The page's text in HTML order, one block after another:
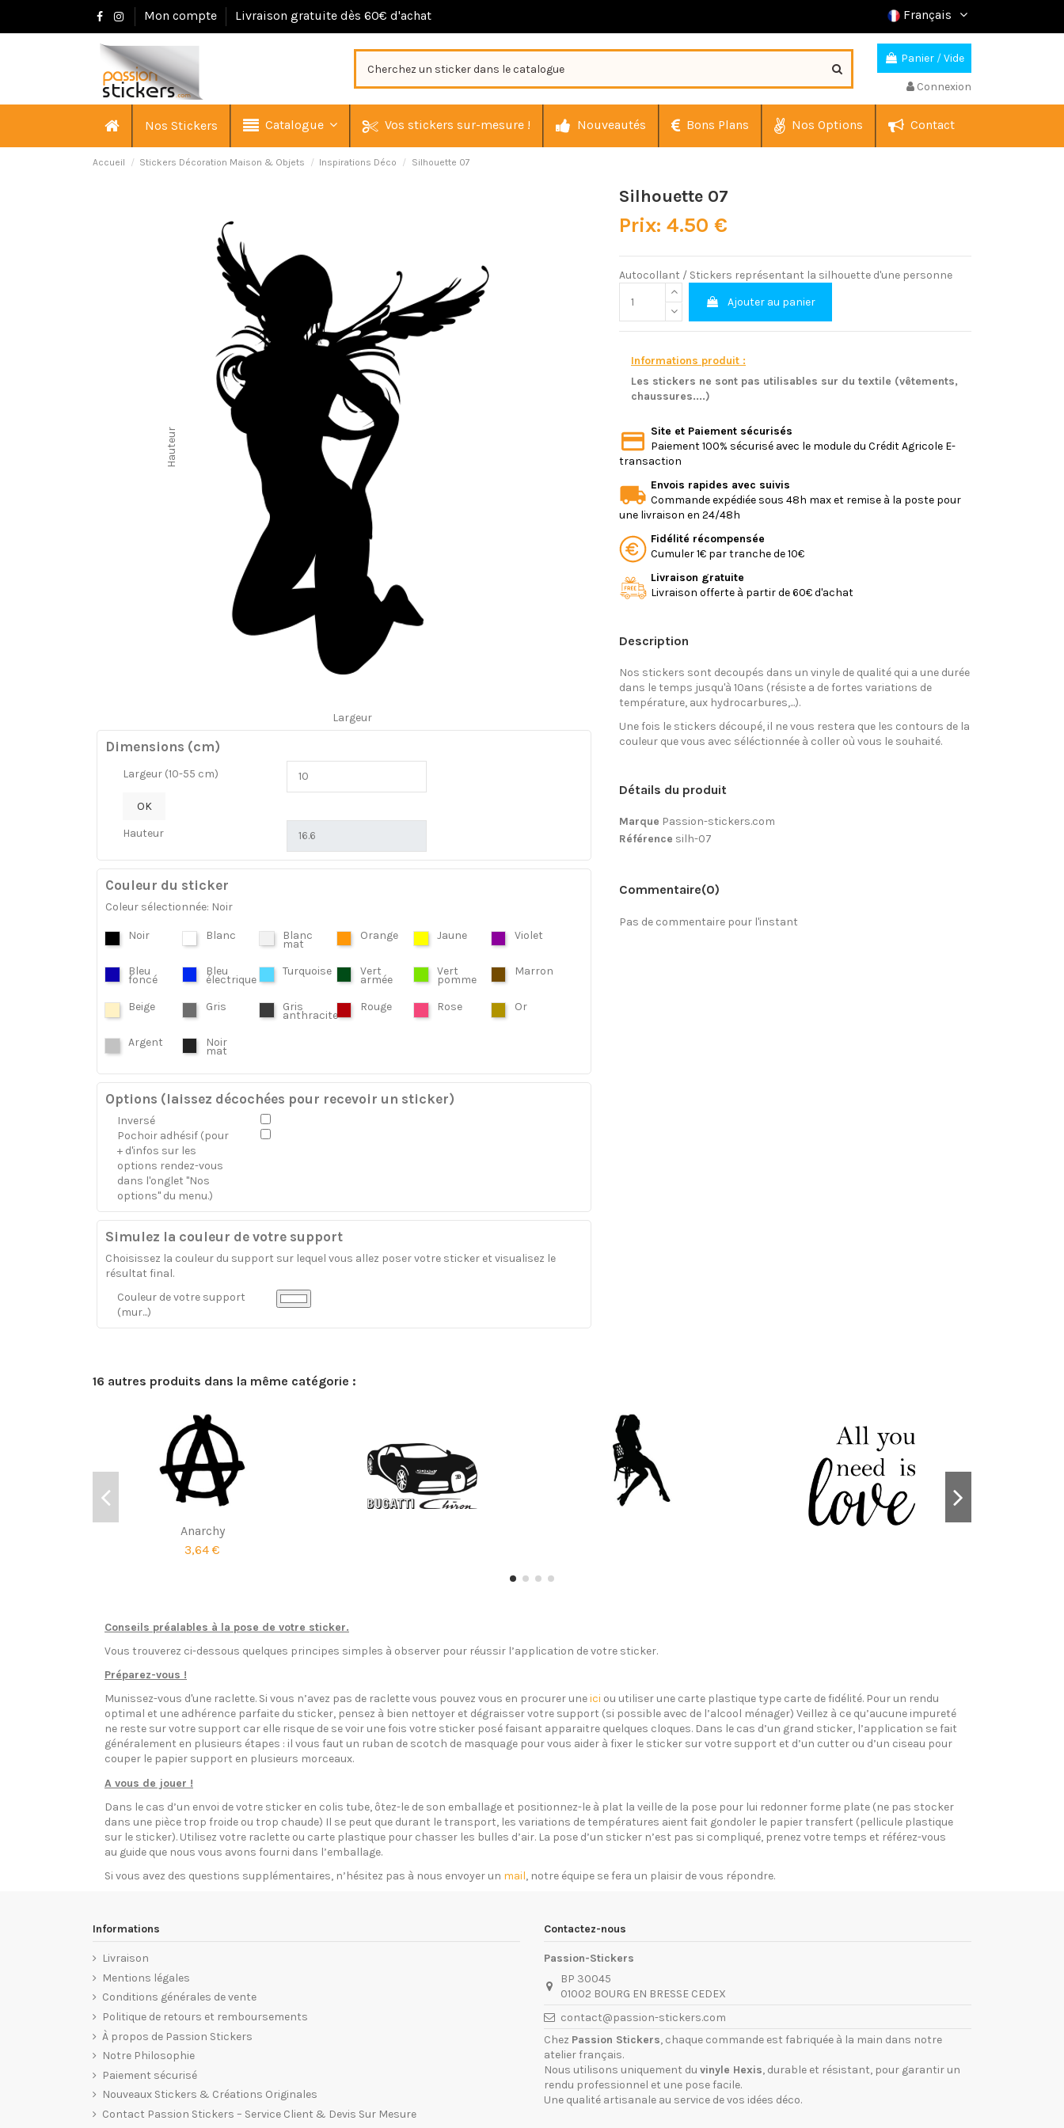
Mon compte Livraison gratuite dès 60€ d'achat Français
Panier /Vide
Connexion
Nos Stickers Catalogue Vos stickers sur-mesure ! Nouveautés Bons Plans Nos Options Contact
Accueil Stickers Décoration Maison & Objets Inspirations Déco Silhouette 07
Hauteur
Largeur
Dimensions (cm)
Largeur (10-55 cm)
OK
Hauteur
Couleur du sticker
Coleur sélectionnée: Noir
Noir Blanc Blanc
mat
Orange Jaune Violet
Bleu
foncé
Bleu
électrique
Turquoise Vert
armée
Vert
pomme
Marron
Beige Gris Gris
anthracite
Rouge Rose Or
Argent Noir
mat
Options (laissez décochées pour recevoir un sticker)
Inversé
Pochoir adhésif (pour
+ d'infos sur les
options rendez-vous
dans l'onglet "Nos
options" du menu.)
Simulez la couleur de votre support
Choisissez la couleur du support sur lequel vous allez poser votre sticker et visualisez le
résultat final.
Couleur de votre support
(mur...)
Silhouette 07
Prix: 4.50 €
Autocollant / Stickers représentant la silhouette d'une personne
Ajouter au panier
Informations produit :
Les stickers ne sont pas utilisables sur du textile (vêtements,
chaussures....)
Site et Paiement sécurisés
Paiement 100% sécurisé avec le module du Crédit Agricole E-
transaction
Envois rapides avec suivis
Commande expédiée sous 48h max et remise à la poste pour
une livraison en 24/48h
Fidélité récompensée
Cumuler 1€ par tranche de 10€
Livraison gratuite
Livraison offerte à partir de 60€ d'achat
Description
Nos stickers sont decoupés dans un vinyle de qualité qui a une durée
dans le temps jusqu'à 10ans (résiste a de fortes variations de
température, aux hydrocarbures,...).
Une fois le stickers découpé, il ne vous restera que les contours de la
couleur que vous avec séléctionnée à coller où vous le souhaité.
Détails du produit
Marque Passion-stickers.com
Référence silh-07
Commentaire(0)
Pas de commentaire pour l'instant
16 autres produits dans la même catégorie :
Anarchy
3,64 €
Conseils préalables à la pose de votre sticker.
Vous trouverez ci-dessous quelques principes simples à observer pour réussir l’application de votre sticker.
Préparez-vous !
Munissez-vous d'une raclette. Si vous n’avez pas de raclette vous pouvez vous en procurer uneici ou utiliser une carte plastique type carte de fidélité. Pour un rendu
optimal et une adhérence parfaite du sticker, pensez à bien nettoyer et dégraisser votre support (si possible avec de l’alcool ménager) Veillez à ce qu’aucune impureté
ne reste sur votre support car elle risque de se voir une fois votre sticker posé faisant apparaitre quelques cloques. Dans le cas d’un grand sticker, l’application se fait
généralement en plusieurs étapes : il vous faut un ruban de scotch de masquage pour vous aider à fixer le sticker sur votre support et d’un cutter ou d’un ciseau pour
couper le papier support en plusieurs morceaux.
A vous de jouer !
Dans le cas d’un envoi de votre sticker en colis tube, ôtez-le de son emballage et positionnez-le à plat la veille de la pose pour lui redonner forme plate (ne pas stocker
dans une pièce trop froide ou trop chaude) Il se peut que durant le transport, les variations de températures aient fait gondoler le papier transfert (pellicule plastique
sur le sticker). Utilisez votre raclette ou carte plastique pour chasser les bulles d’air. La pose d’un sticker n’est pas si compliqué, prenez votre temps et référez-vous
au guide que nous vous avons fourni dans l’emballage.
Si vous avez des questions supplémentaires, n’hésitez pas à nous envoyer un mail, notre équipe se fera un plaisir de vous répondre.
Informations
Livraison
Mentions légales
Conditions générales de vente
Politique de retours et remboursements
À propos de Passion Stickers
Notre Philosophie
Paiement sécurisé
Nouveaux Stickers & Créations Originales
Contact Passion Stickers – Service Client & Devis Sur Mesure
Contactez-nous
Passion-Stickers
BP 30045
01002 BOURG EN BRESSE CEDEX
contact@passion-stickers.com
Chez Passion Stickers, chaque commande est fabriquée à la main dans notre
atelier français.
Nous utilisons uniquement du vinyle Hexis, durable et résistant, pour garantir un
rendu professionnel et une pose facile.
Une qualité artisanale au service de vos idées déco.